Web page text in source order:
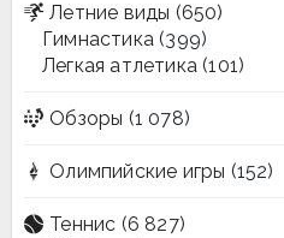
Летние виды (650)
Гимнастика (399)
Легкая атлетика (101)
Обзоры (1 078)
Олимпийские игры (152)
Теннис (6 827)